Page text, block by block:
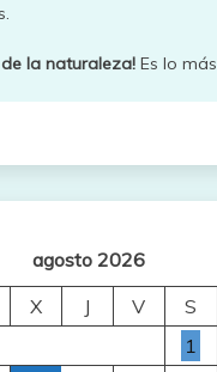
de la naturaleza!Es lo más
agosto 2026
X J V S
1